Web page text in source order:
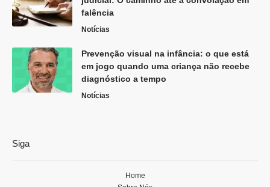
falência
Notícias
Prevenção visual na infância: o que está
em jogo quando uma criança não recebe
diagnóstico a tempo
Notícias
Siga
Home